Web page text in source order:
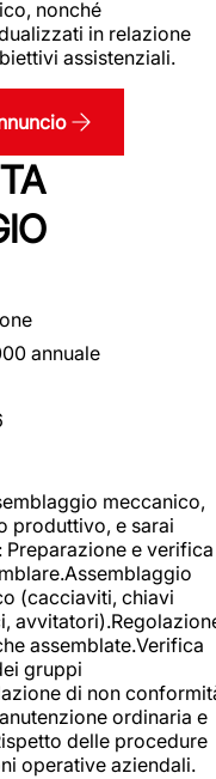
nonché
in relazione
assistenziali.
annuale
meccanico,
produttivo, e sarai
e verifica
(cacciaviti, chiavi
assemblate.Verifica
gruppi
di non
ordinaria e
delle procedure
operative aziendali.